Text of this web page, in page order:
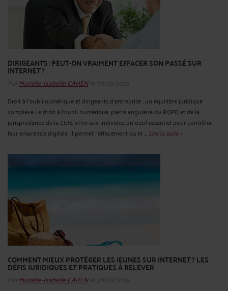
DIRIGEANTS : PEUT-ON VRAIMENT EFFACER SON PASSÉ SUR
INTERNET ?
Par Murielle-Isabelle CAHENle 30/10/2025
Droit à l’oubli numérique et dirigeants d’entreprise : un équilibre juridique
complexe Le droit à l’oubli numérique, pierre angulaire du RGPD et de la
jurisprudence de la CJUE, offre aux individus un outil essentiel pour contrôler
leur empreinte digitale. Il permet l’effacement ou le ... Lire la suite >
COMMENT MIEUX PROTÉGER LES JEUNES SUR INTERNET ? LES
DÉFIS JURIDIQUES ET PRATIQUES À RELEVER
Par Murielle-Isabelle CAHENle 30/10/2025